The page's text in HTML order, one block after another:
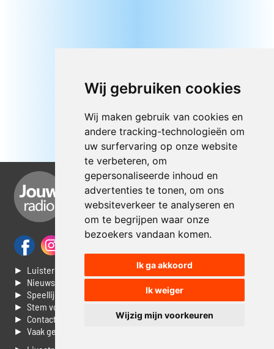
Wij gebruiken cookies
Wij maken gebruik van cookies en
andere tracking-technologieën om
uw surfervaring op onze website
te verbeteren, om
gepersonaliseerde inhoud en
advertenties te tonen, om ons
websiteverkeer te analyseren en
om te begrijpen waar onze
bezoekers vandaan komen.
Ik ga akkoord
Ik weiger
Wijzig mijn voorkeuren
► Luisteren naar Jouwradio
► Nieuws
► Speellijst
► Stem voor de Dag top 3
► Contacteer ons
► Vaak gestelde vragen